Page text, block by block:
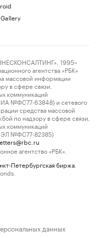
1995–
агентства «РБК»
массовой информации
в сфере связи,
коммуникаций
ИА №ФС77-63848) и сетевого
средства массовой
по надзору в сфере связи,
коммуникаций
ЭЛ №ФС77-82385)
агентство «РБК».
Петербургская биржа
данных